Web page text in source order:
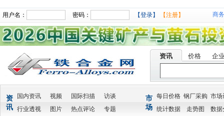
用户名： 密码： 【登录】 【注册】 商
资讯 价格 企
资
讯
国内资讯 视频 国际扫描
访谈
行业透视
图片 热点评论 专题
市
场
每日价格 钢厂采购 市场
统计数据
走势图 数据